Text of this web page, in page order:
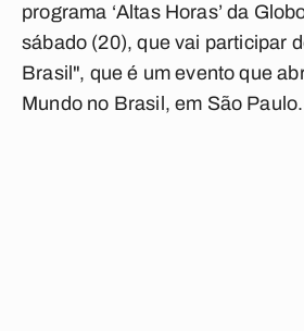
programa ‘Altas Horas’ da
sábado (20), que vai participar
Brasil", que é um evento que
Mundo no Brasil, em São Paulo.